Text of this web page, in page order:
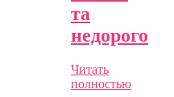
та
недорого
Читать
полностью